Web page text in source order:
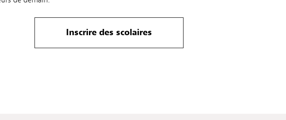
Inscrire des scolaires